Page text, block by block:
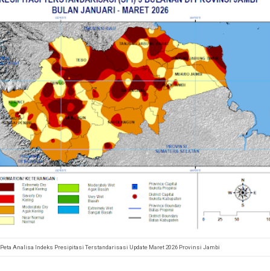
Peta Analisa Indeks Presipitasi Terstandarisasi Update Maret 2026 Provinsi Jambi